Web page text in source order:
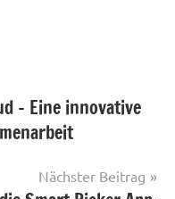
– Eine innovative
Nächster Beitrag